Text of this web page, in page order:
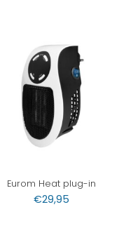
Eurom Heat plug-in
€29,95